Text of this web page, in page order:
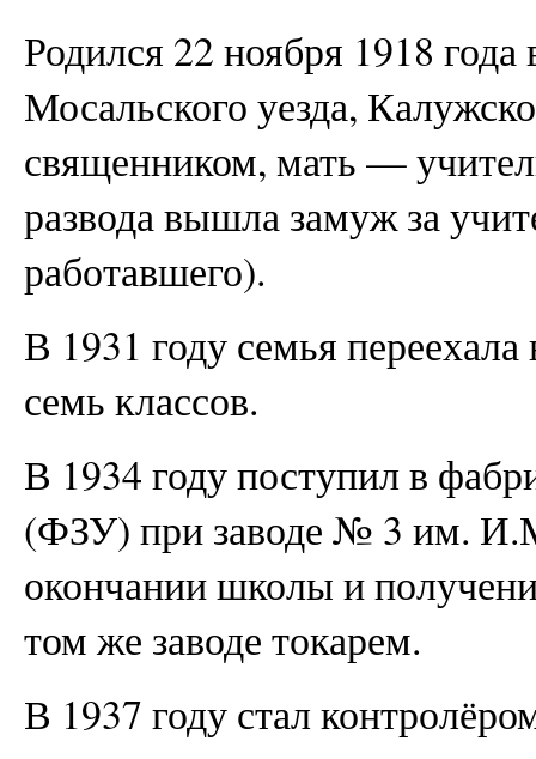
Родился 22 ноября 1918
Мосальского уезда,
священником, мать —
развода вышла замуж за
работавшего).
В 1931 году семья
семь классов.
В 1934 году поступил в
(ФЗУ) при заводе № 3 им.
окончании школы и
том же заводе токарем.
В 1937 году стал